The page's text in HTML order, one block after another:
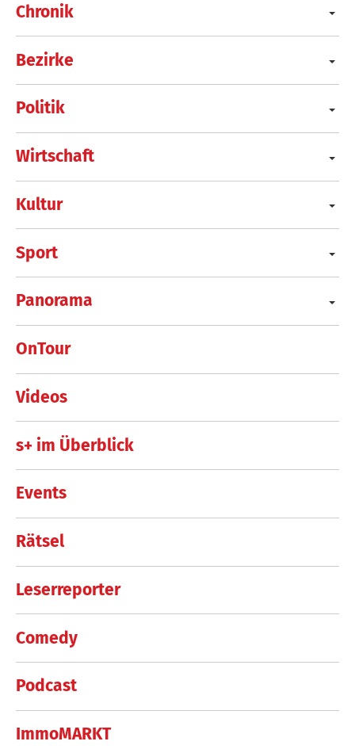
Chronik
Bezirke
Politik
Wirtschaft
Kultur
Sport
Panorama
OnTour
Videos
s+ im Überblick
Events
Rätsel
Leserreporter
Comedy
Podcast
ImmoMARKT